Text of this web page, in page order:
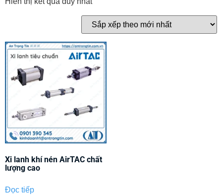
Xi lanh khí nén AirTAC chất
lượng cao
Đọc tiếp